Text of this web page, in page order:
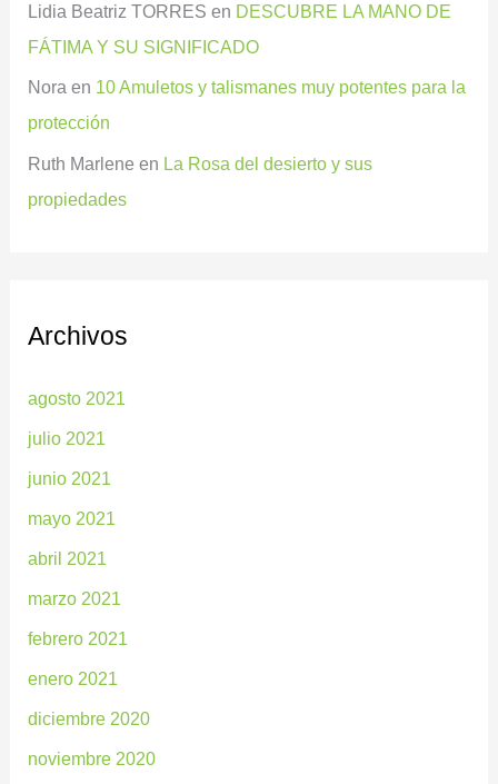
Lidia Beatriz TORRES en DESCUBRE LA MANO DE
FÁTIMA Y SU SIGNIFICADO
Nora en 10 Amuletos y talismanes muy potentes para la
protección
Ruth Marlene en La Rosa del desierto y sus
propiedades
Archivos
agosto 2021
julio 2021
junio 2021
mayo 2021
abril 2021
marzo 2021
febrero 2021
enero 2021
diciembre 2020
noviembre 2020